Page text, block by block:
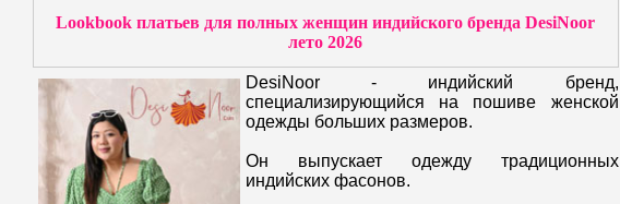
Lookbook платьев для полных женщин индийского бренда DesiNoor
лето 2026
DesiNoor - индийский бренд,
специализирующийся на пошиве женской
одежды больших размеров.
Он выпускает одежду традиционных
индийских фасонов.